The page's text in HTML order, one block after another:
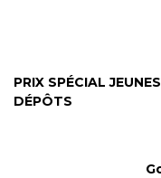
PRIX SPÉCIAL
DÉPÔTS